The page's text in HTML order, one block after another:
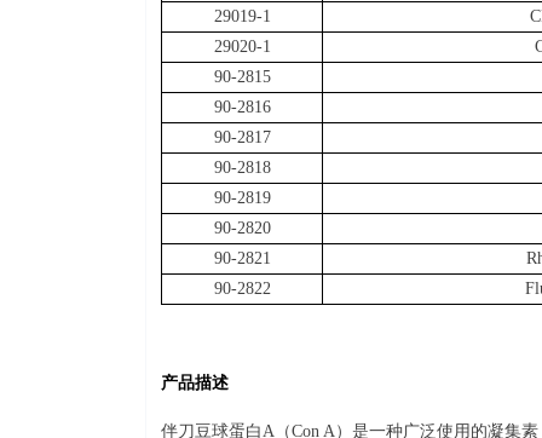
29019-1
29020-1
90-2815
90-2816
90-2817
90-2818
90-2819
90-2820
90-2821
90-2822
产品描述
伴刀豆球蛋白A （Con A）是一种广泛使用的凝集